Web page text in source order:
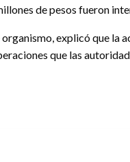
de pesos fueron
explicó que la
que las